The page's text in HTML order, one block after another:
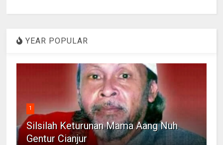
YEAR POPULAR
1
Silsilah Keturunan Mama Aang Nuh
Gentur Cianjur